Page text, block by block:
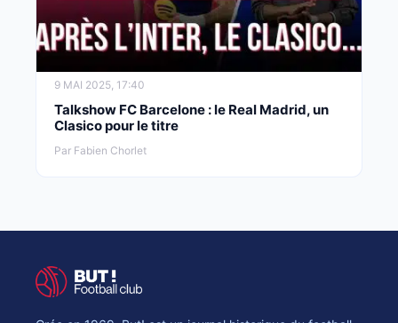
9 MAI 2025, 17:40
Talkshow FC Barcelone : le Real Madrid, un
Clasico pour le titre
Par Fabien Chorlet